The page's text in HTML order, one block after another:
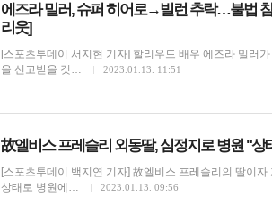
에즈라 밀러, 슈퍼 히어로→빌런 추락…불법
리웃]
[스포츠투데이 서지현 기자] 할리우드 배우 에즈라 밀러
을 선고받을 것…
2023.01.13. 11:51
故엘비스 프레슬리 외동딸, 심정지로 병원 "상
[스포츠투데이 백지연 기자] 故엘비스 프레슬리의 딸이자
상태로 병원에…
2023.01.13. 09:56